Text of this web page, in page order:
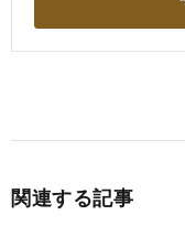
関連する記事